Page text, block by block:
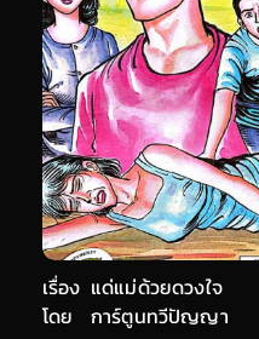
เรื่อง แด่แม่ด้วยดวงใจ
การ์ตูนทวีปัญญา
โดย